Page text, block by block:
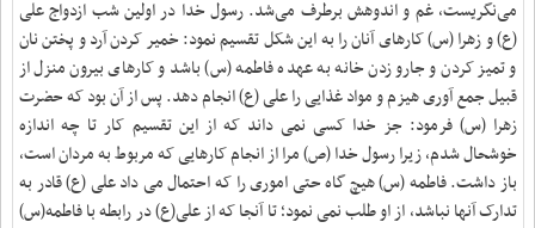
می‌نگریست، غم و اندوهش برطرف می‌شد. رسول خدا در اولین شب ازدواج علی
(ع) و زهرا (س) کارهای آنان را به این شکل تقسیم نمود: خمیر کردن آرد و پختن نان
و تمیز کردن و جارو زدن خانه به عهده فاطمه (س) باشد و کارهای بیرون منزل از
قبیل جمع آوری هیزم و مواد غذایی را علی (ع) انجام دهد. پس از آن بود که حضرت
زهرا (س) فرمود: جز خدا کسی نمی داند که از این تقسیم کار تا چه اندازه
خوشحال شدم، زیرا رسول خدا (ص) مرا از انجام کارهایی که مربوط به مردان است،‌
باز داشت.فاطمه (س) هیچ گاه حتی اموری را که احتمال می داد علی (ع) قادر به
تدارک آنها نباشد، از او طلب نمی نمود؛ تا آنجا که از علی(ع) در رابطه با فاطمه(س)